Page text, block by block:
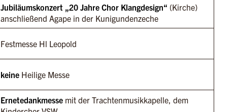
Jubiläumskonzert „20 Jahre Chor Klangdesign“ (Kirche)
anschließend Agape in der Kunigundenzeche
Festmesse Hl Leopold
keineHeilige Messe
Ernetedankmessemit der Trachtenmusikkapelle, dem